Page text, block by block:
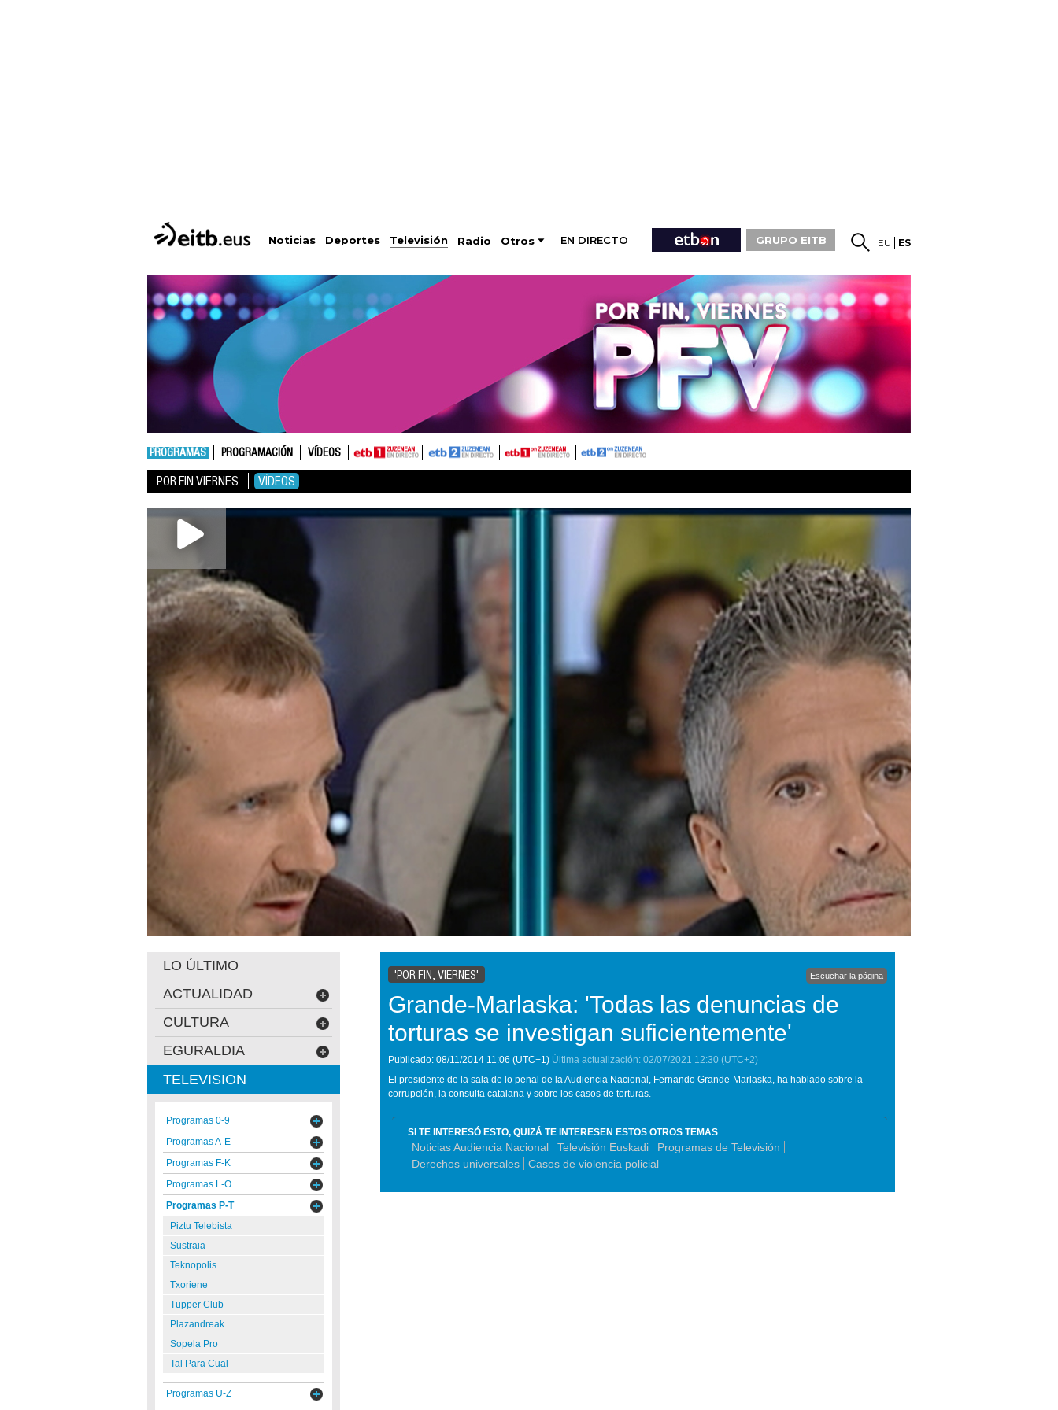
Noticias Deportes Televisión Radio Otros EN DIRECTO GRUPO EITB EU ES
PROGRAMAS PROGRAMACIÓN VÍDEOS
POR FIN VIERNES VÍDEOS
'POR FIN, VIERNES' Escuchar la página
Grande-Marlaska: 'Todas las denuncias de
torturas se investigan suficientemente'
Publicado: 08/11/2014 11:06 (UTC+1) Última actualización: 02/07/2021 12:30 (UTC+2)
El presidente de la sala de lo penal de la Audiencia Nacional, Fernando Grande-Marlaska, ha hablado sobre la
corrupción, la consulta catalana y sobre los casos de torturas.
SI TE INTERESÓ ESTO, QUIZÁ TE INTERESEN ESTOS OTROS TEMAS
Noticias Audiencia Nacional Televisión Euskadi
Programas de Televisión
Derechos universales
Casos de violencia policial
LO ÚLTIMO
ACTUALIDAD
CULTURA
EGURALDIA
TELEVISION
Programas 0-9
Programas A-E
Programas F-K
Programas L-O
Programas P-T
Piztu Telebista
Sustraia
Teknopolis
Txoriene
Tupper Club
Plazandreak
Sopela Pro
Tal Para Cual
Programas U-Z